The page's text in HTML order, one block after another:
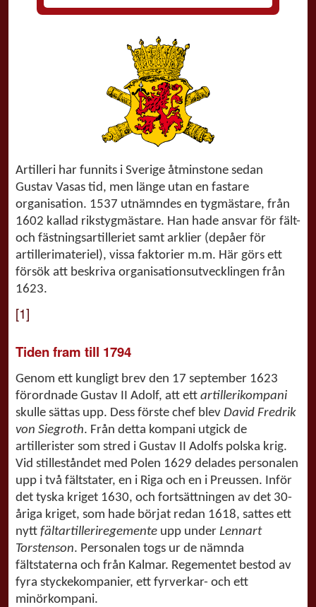
Artilleri har funnits i Sverige åtminstone sedan
Gustav Vasas tid, men länge utan en fastare
organisation. 1537 utnämndes en tygmästare, från
1602 kallad rikstygmästare. Han hade ansvar för fält-
och fästningsartilleriet samt arklier (depåer för
artillerimateriel), vissa faktorier m.m. Här görs ett
försök att beskriva organisationsutvecklingen från
1623.
[1]
Tiden fram till 1794
Genom ett kungligt brev den 17 september 1623
förordnade Gustav II Adolf, att ett artillerikompani
skulle sättas upp. Dess förste chef blev David Fredrik
von Siegroth. Från detta kompani utgick de
artillerister som stred i Gustav II Adolfs polska krig.
Vid stilleståndet med Polen 1629 delades personalen
upp i två fältstater, en i Riga och en i Preussen. Inför
det tyska kriget 1630, och fortsättningen av det 30-
åriga kriget, som hade börjat redan 1618, sattes ett
nytt fältartilleriregemente upp under Lennart
Torstenson. Personalen togs ur de nämnda
fältstaterna och från Kalmar. Regementet bestod av
fyra styckekompanier, ett fyrverkar- och ett
minörkompani.